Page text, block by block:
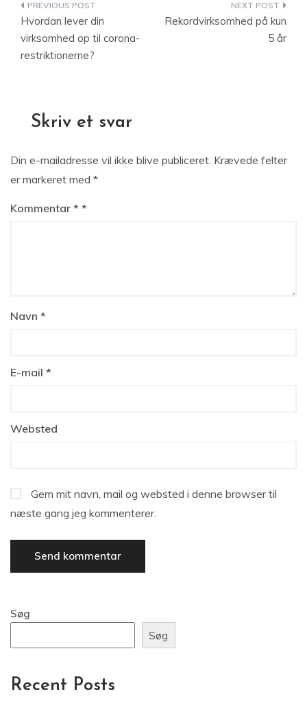
Indlægsnavigation
Hvordan lever din
virksomhed op til corona-
restriktionerne?
Rekordvirksomhed på kun
5 år
Skriv et svar
Din e-mailadresse vil ikke blive publiceret. Krævede felter
er markeret med *
Kommentar *
Navn *
E-mail *
Websted
Gem mit navn, mail og websted i denne browser til
næste gang jeg kommenterer.
Søg
Søg
Recent Posts